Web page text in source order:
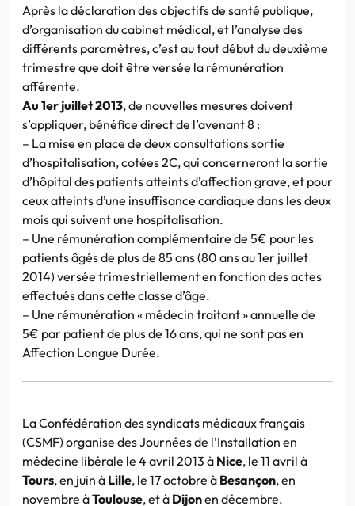
Après la déclaration des objectifs de santé publique,
d’organisation du cabinet médical, et l’analyse des
différents paramètres, c’est au tout début du deuxième
trimestre que doit être versée la rémunération
afférente.
Au 1er juillet 2013, de nouvelles mesures doivent
s’appliquer, bénéfice direct de l’avenant 8 :
– La mise en place de deux consultations sortie
d’hospitalisation, cotées 2C, qui concerneront la sortie
d’hôpital des patients atteints d’affection grave, et pour
ceux atteints d’une insuffisance cardiaque dans les deux
mois qui suivent une hospitalisation.
– Une rémunération complémentaire de 5€ pour les
patients âgés de plus de 85 ans (80 ans au 1er juillet
2014) versée trimestriellement en fonction des actes
effectués dans cette classe d’âge.
– Une rémunération « médecin traitant » annuelle de
5€ par patient de plus de 16 ans, qui ne sont pas en
Affection Longue Durée.
La Confédération des syndicats médicaux français
(CSMF) organise des Journées de l’Installation en
médecine libérale le 4 avril 2013 à Nice, le 11 avril à
Tours, en juin à Lille, le 17 octobre à Besançon, en
novembre àToulouse, et à Dijonen décembre.